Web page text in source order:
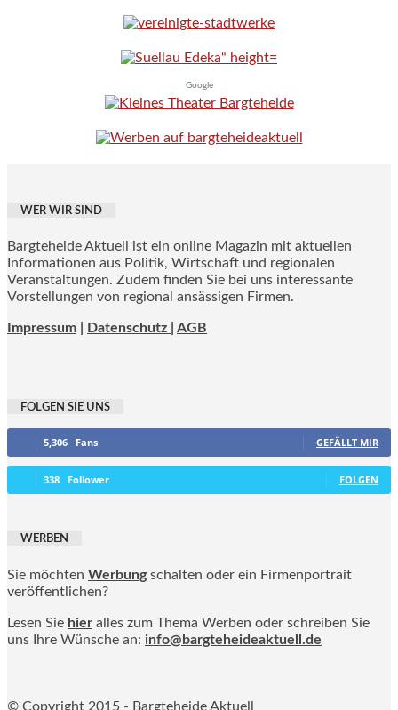
Google
WER WIR SIND
Bargteheide Aktuell ist ein online Magazin mit aktuellen
Informationen aus Politik, Wirtschaft und regionalen
Veranstaltungen. Zudem finden Sie bei uns interessante
Vorstellungen von regional ansässigen Firmen.
Impressum Datenschutz | AGB
FOLGEN SIE UNS
5,306 Fans GEFÄLLT MIR
338 Follower FOLGEN
WERBEN
Sie möchten Werbung schalten oder ein Firmenportrait
veröffentlichen?
Lesen Sie hier alles zum Thema Werben oder schreiben Sie
uns Ihre Wünsche an: info@bargteheideaktuell.de
© Copyright 2015 - Bargteheide Aktuell